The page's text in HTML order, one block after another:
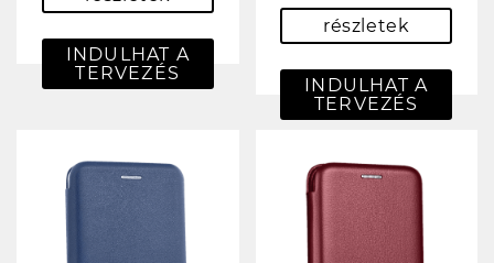
INDULHAT A
TERVEZÉS
részletek
INDULHAT A
TERVEZÉS